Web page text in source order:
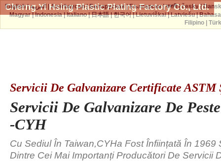
Cherng Yi Hsing Plastic Plating Factory Co., Ltd.
Servicii De Galvanizare Certificate ASTM
Servicii De Galvanizare De
-CYH
Cu Sediul În Taiwan,CYHa Fost Înființată În 1969
Dintre Cei Mai Importanți Producători De Servicii
English|العربية |Azərbaycan|Беларуская|Български|বাঙ্গালী|česky|
Magyar|Indonesia|Italiano|日本語|한국어|Lietuviškai|Latviešu|
Filipino|